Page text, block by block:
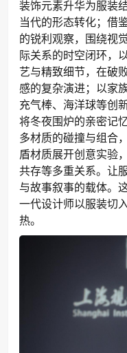
装饰元素升华为服装
当代的形态转化；借
的锐利观察，围绕视
际关系的时空闭环，
艺与精致细节，在破
感的复杂演进；以家
充气棒、海洋球等创
将冬夜围炉的亲密记
多材质的碰撞与组合
盾材质展开创意实验
共存等多重关系。让
与故事叙事的载体。
一代设计师以服装切
热。